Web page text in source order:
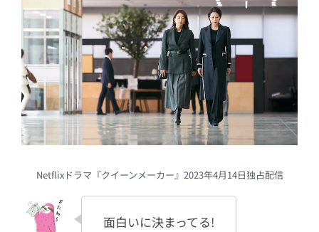
Netflixドラマ『クイーンメーカー』2023年4月14日独占配信
面白いに決まってる!